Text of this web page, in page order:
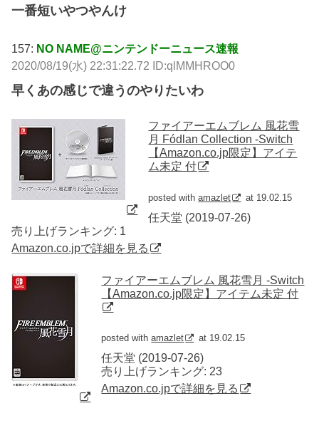
一番短いやつやんけ
157: NO NAME@ニンテンドーニュース速報
2020/08/19(水) 22:31:22.72 ID:qlMMHROO0
早くあの感じで違うのやりたいわ
ファイアーエムブレム 風花雪
月 Fódlan Collection -Switch
【Amazon.co.jp限定】アイテ
ム未定 付
posted withamazlet at 19.02.15
任天堂 (2019-07-26)
売り上げランキング: 1
Amazon.co.jpで詳細を見る
ファイアーエムブレム 風花雪月 -Switch
【Amazon.co.jp限定】アイテム未定 付
posted withamazlet at 19.02.15
任天堂 (2019-07-26)
売り上げランキング: 23
Amazon.co.jpで詳細を見る